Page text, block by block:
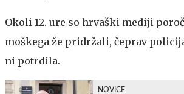
Okoli 12. ure so hrvaški mediji
moškega že pridržali, čeprav
ni potrdila.
NOVICE